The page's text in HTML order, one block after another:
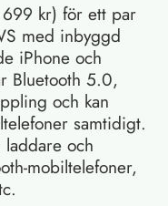
kr) för ett par
med inbyggd
iPhone och
Bluetooth 5.0,
och kan
samtidigt.
laddare och
mobiltelefoner,